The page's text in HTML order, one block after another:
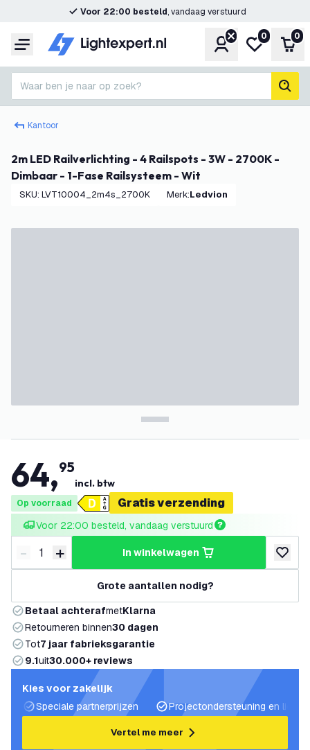
Voor 22:00 besteld, vandaag verstuurd
Menu Account
Mijn
0 0
Waar ben je naar op zoek?
Kantoor
2m LED Railverlichting - 4 Railspots - 3W - 2700K -
Dimbaar - 1-Fase Railsysteem - Wit
SKU: LVT10004_2m4s_2700K Merk: Ledvion
64,95
incl. btw
Op voorraad Gratis verzending
Voor 22:00 besteld, vandaag verstuurd
Verminder hoeveelheid
- Verhoog hoeveelheid
+ in winkelwagen
Grote aantallen nodig?
Betaal achterafmetKlarna
Retourneren binnen30 dagen
Tot7 jaar fabrieksgarantie
9.1uit30.000+ reviews
Kies voor zakelijk
Speciale partnerprijzen
Projectondersteuning en
Vertel me meer